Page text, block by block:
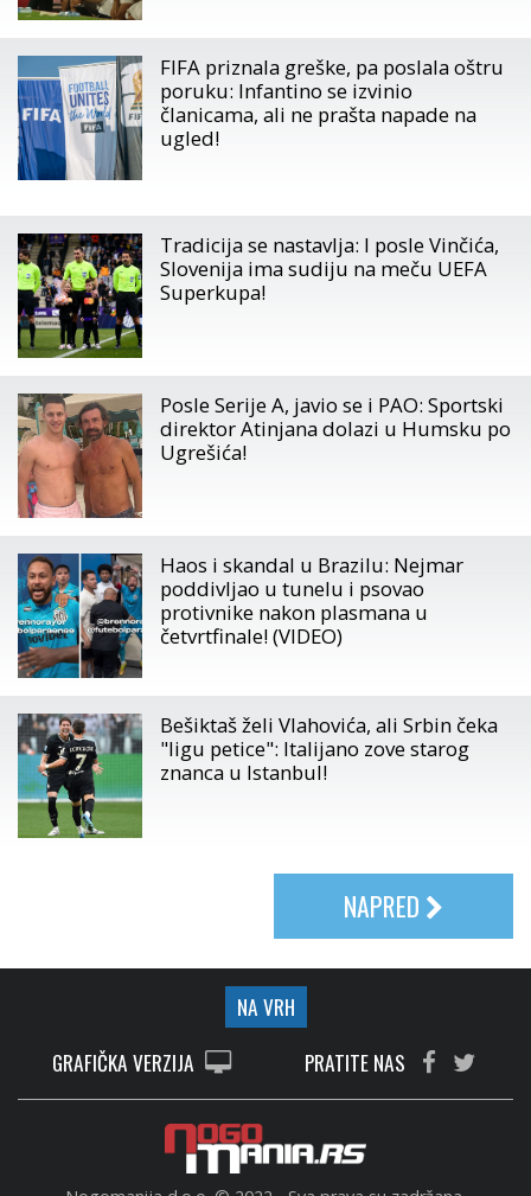
FIFA priznala greške, pa poslala oštru
poruku: Infantino se izvinio
članicama, ali ne prašta napade na
ugled!
Tradicija se nastavlja: I posle Vinčića,
Slovenija ima sudiju na meču UEFA
Superkupa!
Posle Serije A, javio se i PAO: Sportski
direktor Atinjana dolazi u Humsku po
Ugrešića!
Haos i skandal u Brazilu: Nejmar
poddivljao u tunelu i psovao
protivnike nakon plasmana u
četvrtfinale! (VIDEO)
Bešiktaš želi Vlahovića, ali Srbin čeka
"ligu petice": Italijano zove starog
znanca u Istanbul!
NAPRED
NA VRH
GRAFIČKA VERZIJA
PRATITE NAS